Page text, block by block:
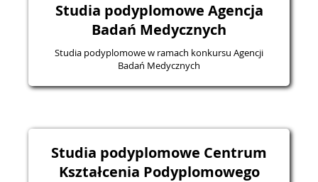
Studia podyplomowe Agencja
Badań Medycznych
Studia podyplomowe w ramach konkursu Agencji
Badań Medycznych
Studia podyplomowe Centrum
Kształcenia Podyplomowego